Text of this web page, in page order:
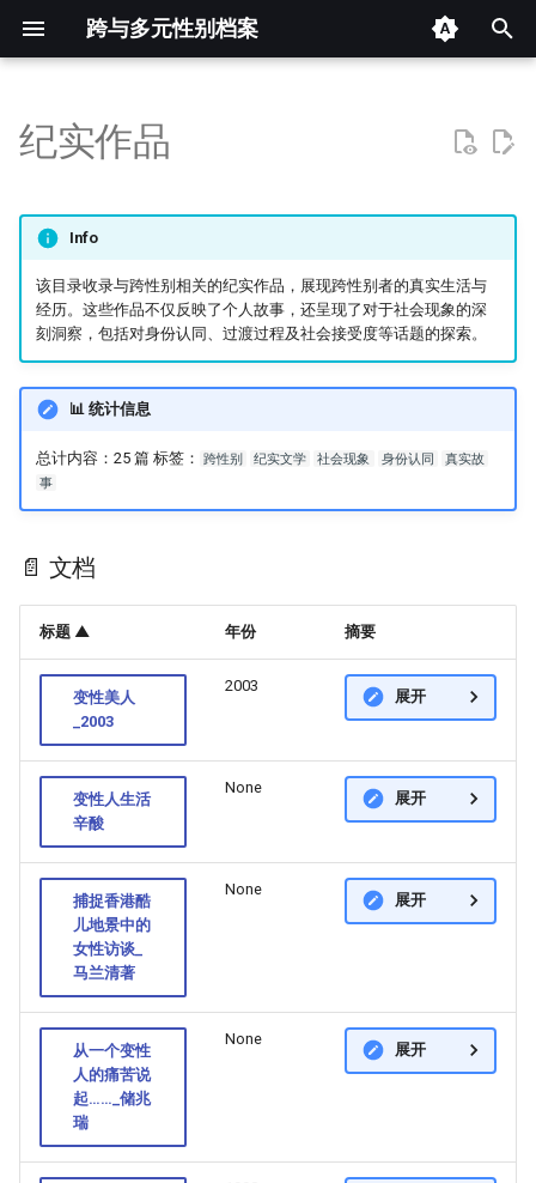
跨与多元性别档案
入
📄 文档
📊 词云图
纪实作品
Info
该目录收录与跨性别相关的纪实作品，展现跨性别者的真实生活与
经历。这些作品不仅反映了个人故事，还呈现了对于社会现象的深
刻洞察，包括对身份认同、过渡过程及社会接受度等话题的探索。
📊 统计信息
总计内容：25 篇 标签： 跨性别 纪实文学 社会现象 身份认同
真实故
事
📄 文档
标题 ▲ 年份 摘要
变性美人
_2003
2003
展开
变性人生活
辛酸
None
展开
捕捉香港酷
儿地景中的
女性访谈_
马兰清著
None
展开
从一个变性
人的痛苦说
起……_储兆
瑞
None
展开